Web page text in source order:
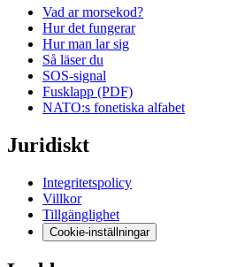
Vad ar morsekod?
Hur det fungerar
Hur man lar sig
Så läser du
SOS-signal
Fusklapp (PDF)
NATO:s fonetiska alfabet
Juridiskt
Integritetspolicy
Villkor
Tillgänglighet
Cookie-inställningar